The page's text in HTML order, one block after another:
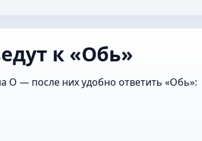
к «Обь»
О — после них удобно ответить «Обь»: